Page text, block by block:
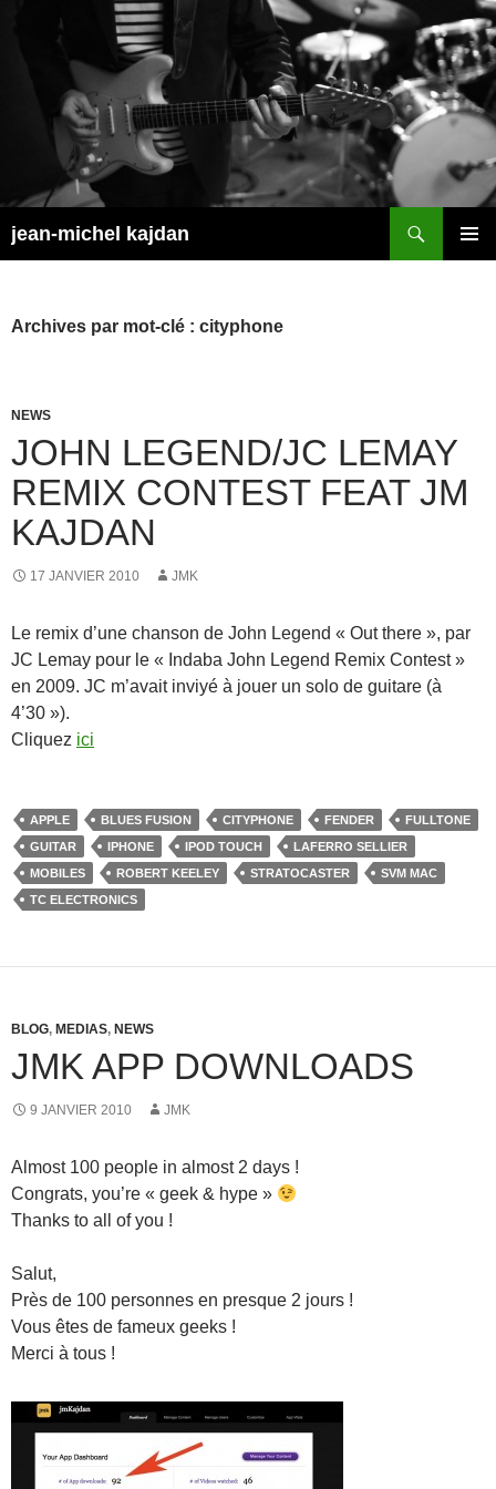
jean-michel kajdan
Archives par mot-clé : cityphone
NEWS
JOHN LEGEND/JC LEMAY
REMIX CONTEST FEAT JM
KAJDAN
17 JANVIER 2010 JMK
Le remix d’une chanson de John Legend « Out there », par
JC Lemay pour le « Indaba John Legend Remix Contest »
en 2009. JC m’avait inviyé à jouer un solo de guitare (à
4’30 »).
Cliquez ici
APPLE BLUES FUSION CITYPHONE FENDER
FULLTONE
GUITAR
IPHONE IPOD TOUCH
LAFERRO SELLIER
MOBILES
ROBERT KEELEY STRATOCASTER
SVM MAC
TC ELECTRONICS
BLOG, MEDIAS, NEWS
JMK APP DOWNLOADS
9 JANVIER 2010 JMK
Almost 100 people in almost 2 days !
Congrats, you’re « geek & hype »
Thanks to all of you !
Salut,
Près de 100 personnes en presque 2 jours !
Vous êtes de fameux geeks !
Merci à tous !